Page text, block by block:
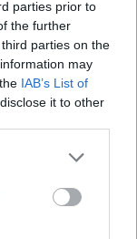
parties prior to
the further
parties on the
may
IAB’s List of
it to other
or more Google
may click to
party tags to
in below Google